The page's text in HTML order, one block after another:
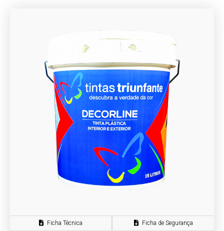
Ficha Técnica Ficha de Segurança